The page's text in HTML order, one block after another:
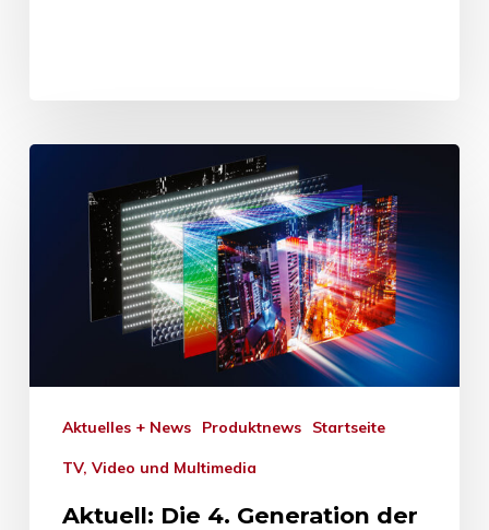
Aktuelles + News Produktnews Startseite
TV, Video und Multimedia
Aktuell: Die 4. Generation der